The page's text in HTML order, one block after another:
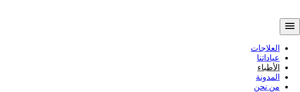
العلاجات
عياداتنا
الأطباء
المدونة
من نحن